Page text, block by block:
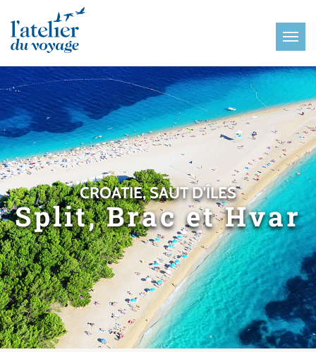
CROATIE, SAUT D'ÎLES
Split, Brac et Hvar
Panneau de gestion des cookies